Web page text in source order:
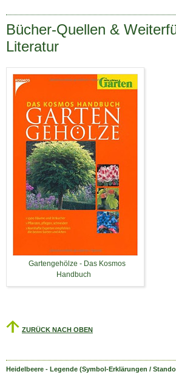
Bücher-Quellen &
Literatur
Gartengehölze - Das Kosmos
Handbuch
ZURÜCK NACH OBEN
Heidelbeere - Legende (Symbol-Erklärungen /